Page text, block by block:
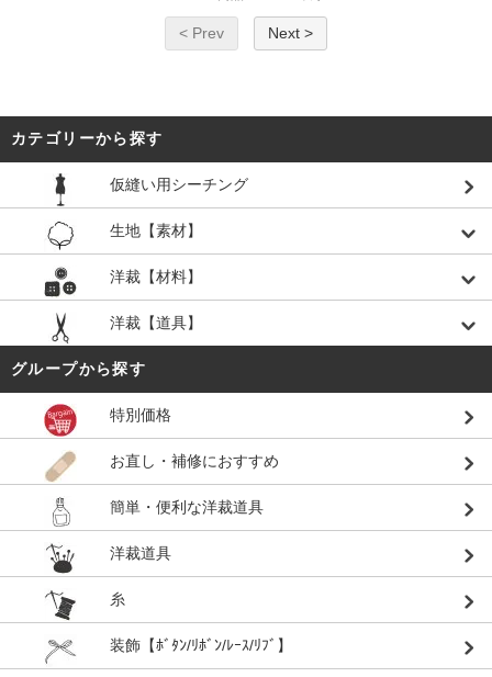
< Prev Next >
カテゴリーから探す
仮縫い用シーチング
生地【素材】
洋裁【材料】
洋裁【道具】
グループから探す
特別価格
お直し・補修におすすめ
簡単・便利な洋裁道具
洋裁道具
糸
装飾【ﾎﾞﾀﾝ/ﾘﾎﾞﾝ/ﾚｰｽ/ﾘﾌﾞ】